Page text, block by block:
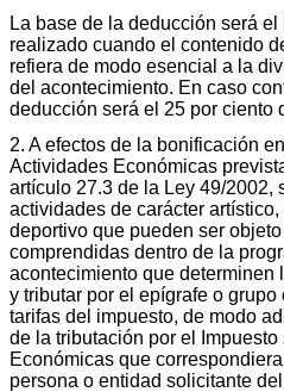
La base de la deducción será
realizado cuando el contenido
refiera de modo esencial a la
del acontecimiento. En caso
deducción será el 25 por ciento
2. A efectos de la bonificación
Actividades Económicas
artículo 27.3 de la Ley 49/2002,
actividades de carácter
deportivo que pueden ser
comprendidas dentro de la
acontecimiento que determinen
y tributar por el epígrafe o
tarifas del impuesto, de modo
de la tributación por el
Económicas que
persona o entidad solicitante